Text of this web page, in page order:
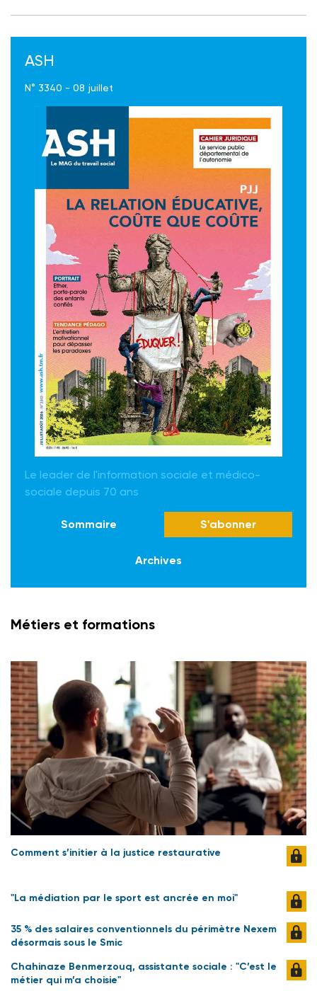
ASH
N° 3340 - 08 juillet
Le leader de l'information sociale et médico-
sociale depuis 70 ans
Sommaire S'abonner
Archives
Métiers et formations
Comment s’initier à la justice restaurative
"La médiation par le sport est ancrée en moi"
35 % des salaires conventionnels du périmètre Nexem
désormais sous le Smic
Chahinaze Benmerzouq, assistante sociale : "C’est le
métier qui m’a choisie"